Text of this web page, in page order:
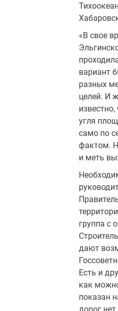
«В свое
вариант
разных
целей. И
угля
само по
фактом.
и меть
группа с
дают
Есть и
как
показан